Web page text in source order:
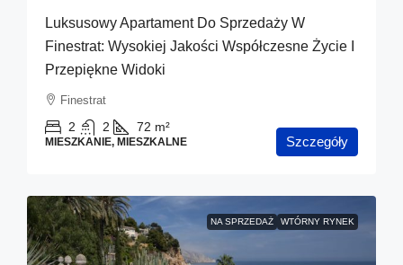
Luksusowy Apartament Do Sprzedaży W
Finestrat: Wysokiej Jakości Współczesne Życie I
Przepiękne Widoki
Finestrat
2 2 72 m²
MIESZKANIE, MIESZKALNE Szczegóły
NA SPRZEDAŻ WTÓRNY RYNEK